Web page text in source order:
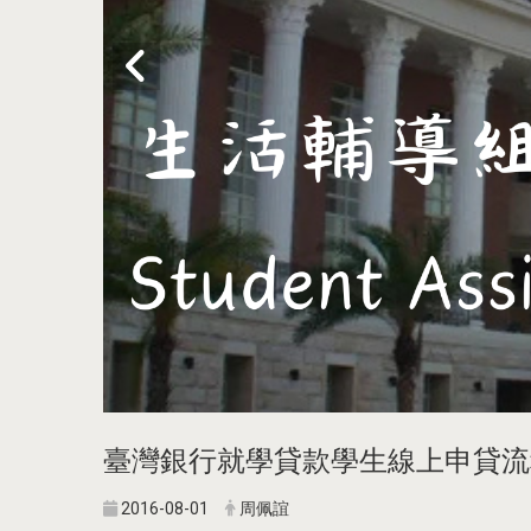
臺灣銀行就學貸款學生線上申貸
2016-08-01 周佩誼